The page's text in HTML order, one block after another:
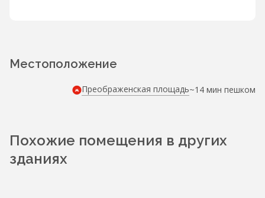
Местоположение
Преображенская площадь~14 мин пешком
Похожие помещения в других
зданиях